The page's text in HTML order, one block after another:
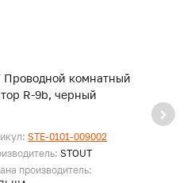
Проводной комнатный
R-9b, черный
STE-0101-009002
STOUT
производитель: